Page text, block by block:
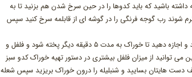
داشته باشید که باید کدوها را در حین سرخ شدن هم بزنید تا به
شوند رب گوجه فرنگی را در گوشه ای از قابلمه سرخ کنید سپس
گوجه فرنگی رنده شده و یا خرد شده و گوجه سبز را به خوراک کدو اضافه کنید و اجازه دهید تا خوراک به مدت ۵ دقیقه دیگر پخته شود و فلفل و
توانید از میزان فلفل بیشتری در دستور تهیه خوراک کدو سبز
دست هایتان بسایید و شنبلیله را درون خوراک بریزید سپس شعله